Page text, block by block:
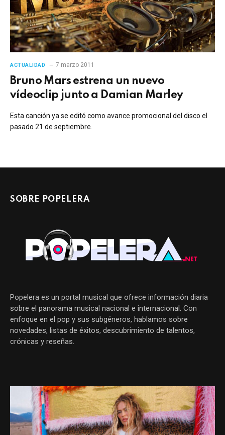
ACTUALIDAD 7 marzo 2011
Bruno Mars estrena un nuevo
vídeoclip junto a Damian Marley
Esta canción ya se editó como avance promocional del disco el
pasado 21 de septiembre.
SOBRE POPELERA
Popelera es un portal musical que ofrece información diaria
sobre el panorama musical nacional e internacional. Con
enfoque en el pop y sus subgéneros, hablamos sobre
novedades, listas de éxitos, descubrimiento de talentos,
crónicas y reseñas.